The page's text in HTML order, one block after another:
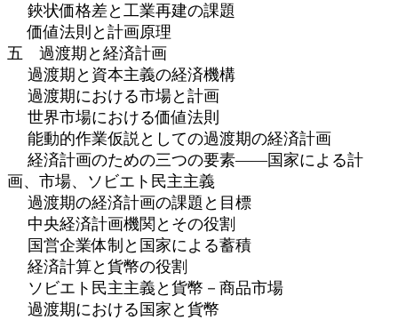
鋏状価格差と工業再建の課題
価値法則と計画原理
五 過渡期と経済計画
過渡期と資本主義の経済機構
過渡期における市場と計画
世界市場における価値法則
能動的作業仮説としての過渡期の経済計画
経済計画のための三つの要素――国家による計
画、市場、ソビエト民主主義
過渡期の経済計画の課題と目標
中央経済計画機関とその役割
国営企業体制と国家による蓄積
経済計算と貨幣の役割
ソビエト民主主義と貨幣－商品市場
過渡期における国家と貨幣